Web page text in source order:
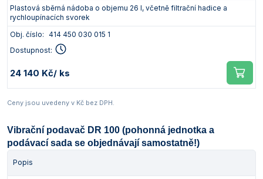
Plastová sběrná nádoba o objemu 26 l, včetně filtrační hadice a
rychloupínacích svorek
Obj. číslo: 414 450 030 015 1
Dostupnost:
24 140 Kč/ ks
Ceny jsou uvedeny v Kč bez DPH.
Vibrační podavač DR 100 (pohonná jednotka a
podávací sada se objednávají samostatně!)
Popis